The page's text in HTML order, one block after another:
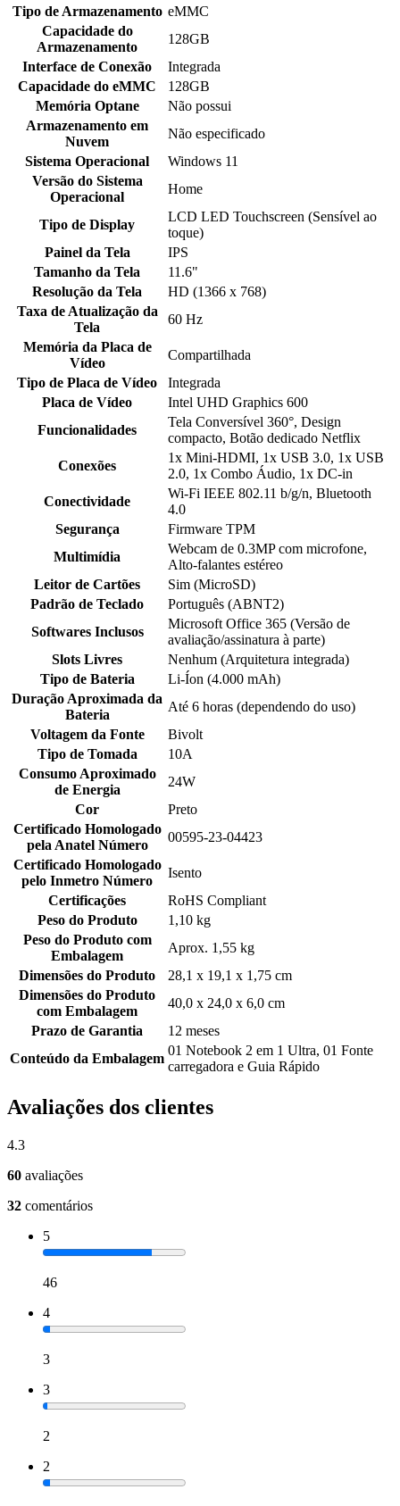
Tipo de Armazenamento eMMC
Capacidade do
Armazenamento
128GB
Interface de Conexão
Integrada
Capacidade do eMMC
128GB
Memória Optane
Não possui
Armazenamento em
Nuvem
Não especificado
Sistema Operacional
Windows 11
Versão do Sistema
Operacional
Home
Tipo de Display
LCD LED Touchscreen (Sensível ao
toque)
Painel da Tela
IPS
Tamanho da Tela
11.6"
Resolução da Tela
HD (1366 x 768)
Taxa de Atualização da
Tela
60 Hz
Memória da Placa de
Vídeo
Compartilhada
Tipo de Placa de Vídeo
Integrada
Placa de Vídeo
Intel UHD Graphics 600
Funcionalidades
Tela Conversível 360°, Design
compacto, Botão dedicado Netflix
Conexões
1x Mini-HDMI, 1x USB 3.0, 1x USB
2.0, 1x Combo Áudio, 1x DC-in
Conectividade
Wi-Fi IEEE 802.11 b/g/n, Bluetooth
4.0
Segurança
Firmware TPM
Multimídia
Webcam de 0.3MP com microfone,
Alto-falantes estéreo
Leitor de Cartões
Sim (MicroSD)
Padrão de Teclado
Português (ABNT2)
Softwares Inclusos
Microsoft Office 365 (Versão de
avaliação/assinatura à parte)
Slots Livres
Nenhum (Arquitetura integrada)
Tipo de Bateria
Li-Íon (4.000 mAh)
Duração Aproximada da
Bateria
Até 6 horas (dependendo do uso)
Voltagem da Fonte
Bivolt
Tipo de Tomada
10A
Consumo Aproximado
de Energia
24W
Cor
Preto
Certificado Homologado
pela Anatel Número
00595-23-04423
Certificado Homologado
pelo Inmetro Número
Isento
Certificações
RoHS Compliant
Peso do Produto
1,10 kg
Peso do Produto com
Embalagem
Aprox. 1,55 kg
Dimensões do Produto
28,1 x 19,1 x 1,75 cm
Dimensões do Produto
com Embalagem
40,0 x 24,0 x 6,0 cm
Prazo de Garantia
12 meses
Conteúdo da Embalagem
01 Notebook 2 em 1 Ultra, 01 Fonte
carregadora e Guia Rápido
Avaliações dos clientes
4.3
60 avaliações
32 comentários
5
46
4
3
3
2
2